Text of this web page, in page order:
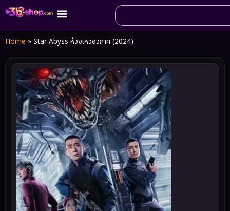
Home » Star Abyss ห้วงเหวอวกาศ (2024)